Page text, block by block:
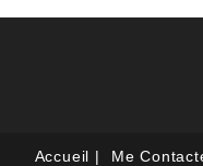
Accueil Me